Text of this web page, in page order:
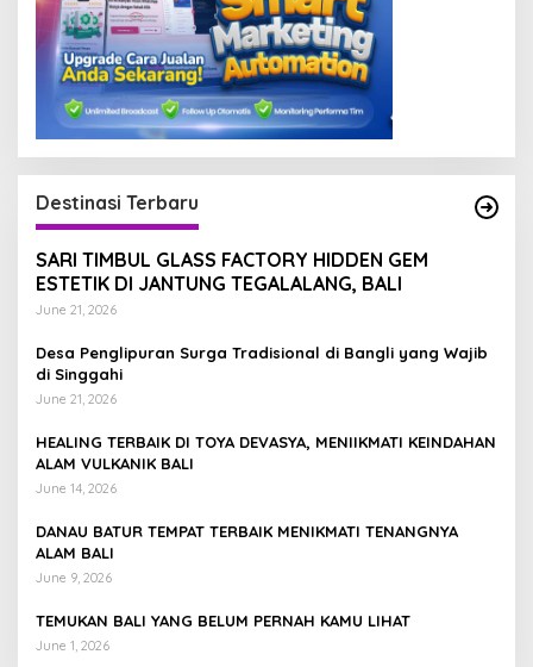
Destinasi Terbaru
SARI TIMBUL GLASS FACTORY HIDDEN GEM
ESTETIK DI JANTUNG TEGALALANG, BALI
June 21, 2026
Desa Penglipuran Surga Tradisional di Bangli yang Wajib
di Singgahi
June 21, 2026
HEALING TERBAIK DI TOYA DEVASYA, MENIIKMATI KEINDAHAN
ALAM VULKANIK BALI
June 14, 2026
DANAU BATUR TEMPAT TERBAIK MENIKMATI TENANGNYA
ALAM BALI
June 9, 2026
TEMUKAN BALI YANG BELUM PERNAH KAMU LIHAT
June 1, 2026